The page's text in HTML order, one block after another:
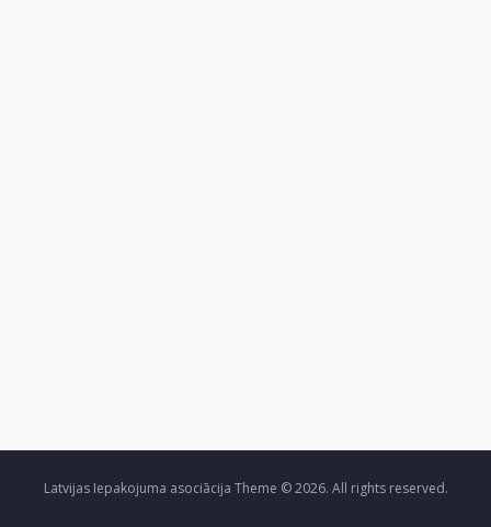
Latvijas Iepakojuma asociācija Theme © 2026. All rights reserved.